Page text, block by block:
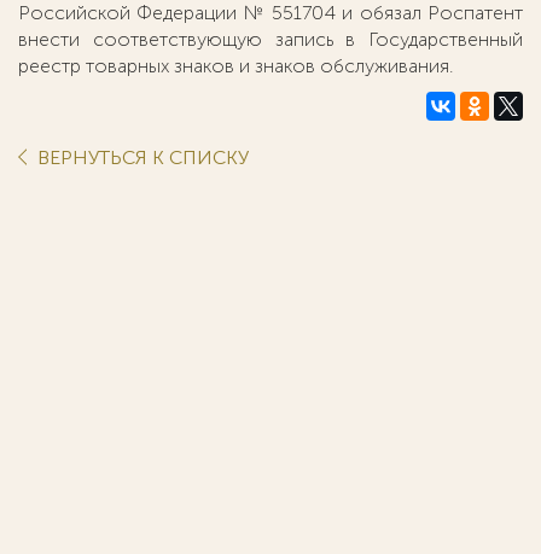
Российской Федерации № 551704 и обязал Роспатент
внести соответствующую запись в Государственный
реестр товарных знаков и знаков обслуживания.
ВЕРНУТЬСЯ К СПИСКУ